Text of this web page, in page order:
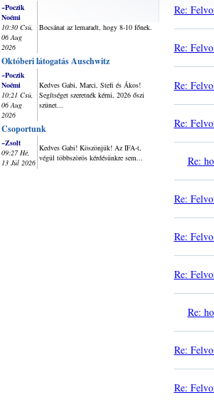
~Poczik
Noémi
10:30 Csü,
06 Aug
2026
Bocsánat az lemaradt, hogy 8-10 főnek.
Októberi látogatás Auschwitz
~Poczik
Noémi
10:21 Csü,
06 Aug
2026
Kedves Gabi, Marci, Stefi és Ákos!
Segítséget szeretnék kérni, 2026 őszi
szünet...
Csoportunk
~Zsolt
09:27 Hé,
13 Júl 2026
Kedves Gabi! Köszönjük! Az IFA-t,
végül többszörös kérdésünkre sem...
Re:
Re:
Re:
Re:
Re:
Re:
Re:
Re:
Re:
Re:
Re: